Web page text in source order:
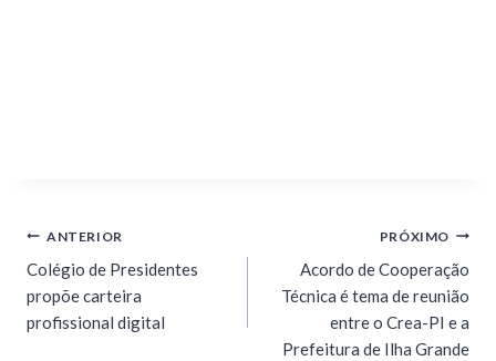
ANTERIOR
Colégio de Presidentes
propõe carteira
profissional digital
PRÓXIMO
Acordo de Cooperação
Técnica é tema de reunião
entre o Crea-PI e a
Prefeitura de Ilha Grande